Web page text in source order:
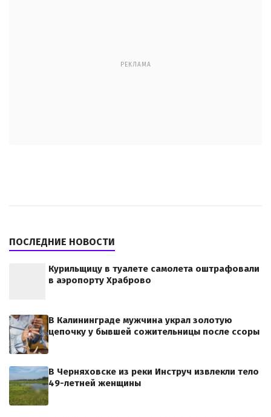
РЕКЛАМА
ПОСЛЕДНИЕ НОВОСТИ
Курильщицу в туалете самолета оштрафовали
в аэропорту Храброво
В Калининграде мужчина украл золотую
цепочку у бывшей сожительницы после ссоры
В Черняховске из реки Инструч извлекли тело
49-летней женщины